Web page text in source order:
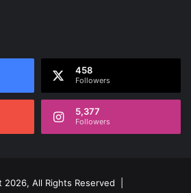
458
Followers
5,377
Followers
All Rights Reserved |